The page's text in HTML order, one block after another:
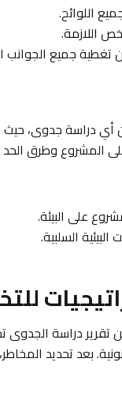
اللوائح.
اللازمة.
تغطية جميع الجوانب
من أي دراسة جدوى،
المشروع وطرق
على البيئة.
السلبية.
دراسة الجدوى
بعد تحديد